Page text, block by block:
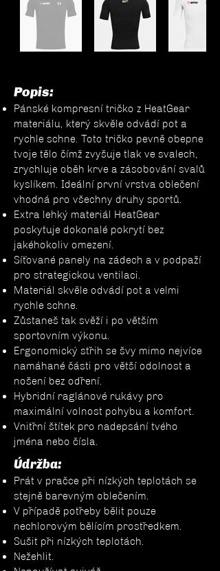
Popis:
Pánské kompresní tričko z HeatGear
materiálu, který skvěle odvádí pot a
rychle schne. Toto tričko pevně obepne
tvoje tělo čímž zvyšuje tlak ve svalech,
zrychluje oběh krve a zásobování svalů
kyslíkem. Ideální první vrstva oblečení
vhodná pro všechny druhy sportů.
Extra lehký materiál HeatGear
poskytuje dokonalé pokrytí bez
jakéhokoliv omezení.
Síťované panely na zádech a v podpaží
pro strategickou ventilaci.
Materiál skvěle odvádí pot a velmi
rychle schne.
Zůstaneš tak svěží i po větším
sportovním výkonu.
Ergonomický střih se švy mimo nejvíce
namáhané části pro větší odolnost a
nošení bez odření.
Hybridní raglánové rukávy pro
maximální volnost pohybu a komfort.
Vnitřní štítek pro nadepsání tvého
jména nebo čísla.
Údržba:
Prát v pračce při nízkých teplotách se
stejně barevným oblečením.
V případě potřeby bělit pouze
nechlorovým bělícím prostředkem.
Sušit při nízkých teplotách.
Nežehlit.